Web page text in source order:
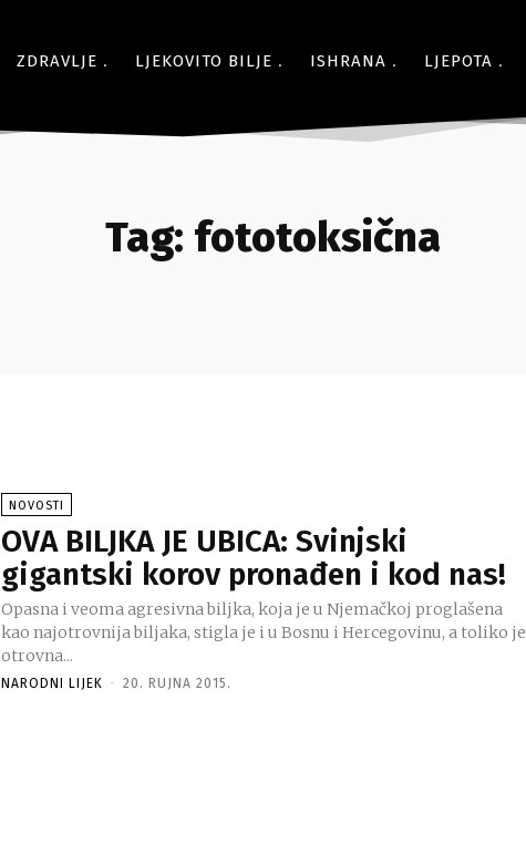
ZDRAVLJE LJEKOVITO BILJE ISHRANA LJEPOTA
Tag: fototoksična
NOVOSTI
OVA BILJKA JE UBICA: Svinjski
gigantski korov pronađen i kod nas!
Opasna i veoma agresivna biljka, koja je u Njemačkoj proglašena
kao najotrovnija biljaka, stigla je i u Bosnu i Hercegovinu, a toliko je
otrovna...
NARODNI LIJEK - 20. RUJNA 2015.